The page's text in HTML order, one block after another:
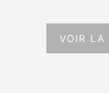
VOIR LA